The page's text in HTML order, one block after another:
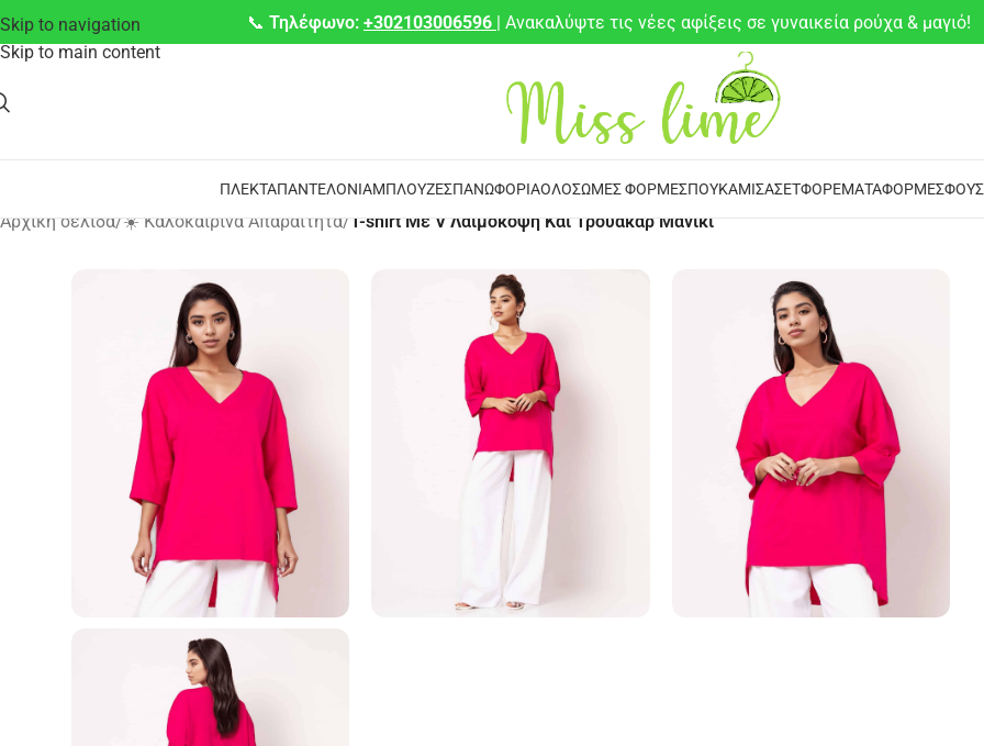
Skip to navigation
Skip to main content
📞 Τηλέφωνο: +302103006596 | Ανακαλύψτε τις νέες αφίξεις σε γυναικεία ρούχα & μαγιό!
ΠΛΕΚΤΆΠΑΝΤΕΛΌΝΙΑΜΠΛΟΎΖΕΣΠΑΝΩΦΌΡΙΑΟΛΌΣΩΜΕΣ ΦΌΡΜΕΣΠΟΥΚΆΜΙΣΑΣΕΤΦΟΡΈΜΑΤΑΦΌΡΜΕΣ
Αρχική σελίδα/☀️ Καλοκαιρινά Απαραίτητα/ T-shirt Με V Λαιμόκοψη Και Τρουακάρ Μανίκι